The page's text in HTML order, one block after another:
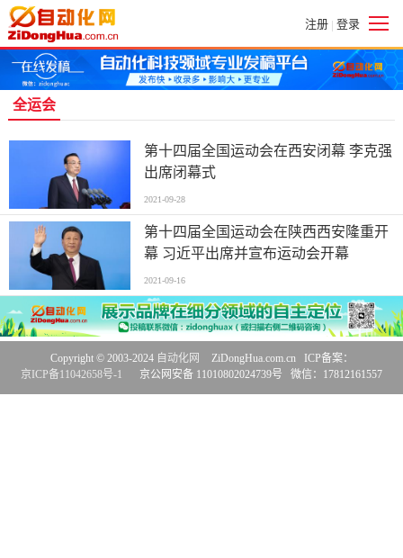
注册 | 登录
全运会
第十四届全国运动会在西安闭幕 李克强
出席闭幕式
2021-09-28
第十四届全国运动会在陕西西安隆重开
幕 习近平出席并宣布运动会开幕
2021-09-16
Copyright © 2003-2024 自动化网
ZiDongHua.com.cn ICP备案：
京ICP备11042658号-1
京公网安备 11010802024739号 微信：17812161557